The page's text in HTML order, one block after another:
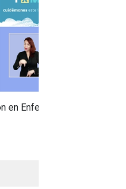
en Enfermedades